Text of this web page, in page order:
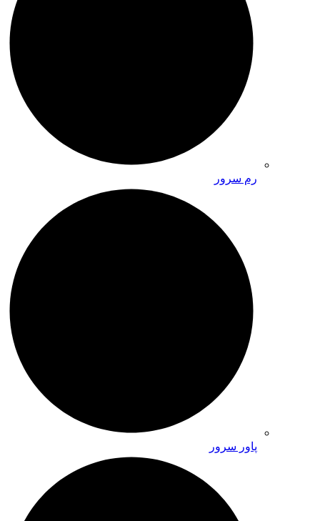
رم سرور
پاور سرور